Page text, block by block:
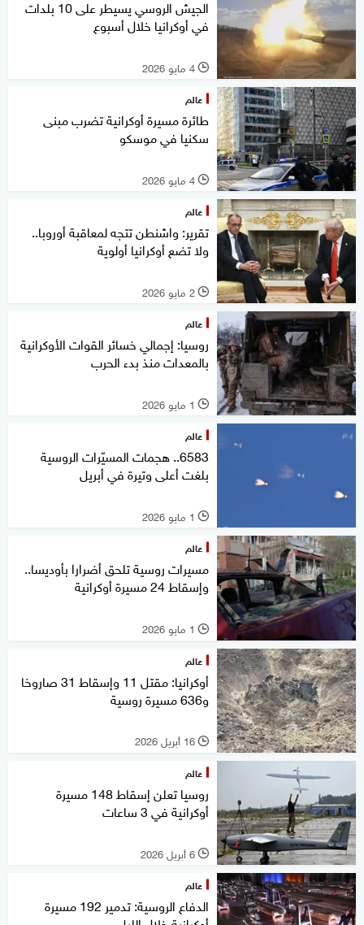
الجيش الروسي يسيطر على 10 بلدات
في أوكرانيا خلال أسبوع
l 4 مايو 2026
عالم
طائرة مسيرة أوكرانية تضرب مبنى
سكنيا في موسكو
l 4 مايو 2026
عالم
تقرير: واشنطن تتجه لمعاقبة أوروبا..
ولا تضع أوكرانيا أولوية
l 2 مايو 2026
عالم
روسيا: إجمالي خسائر القوات الأوكرانية
بالمعدات منذ بدء الحرب
l 1 مايو 2026
عالم
6583.. هجمات المسيّرات الروسية
بلغت أعلى وتيرة في أبريل
l 1 مايو 2026
عالم
مسيرات روسية تلحق أضرارا بأوديسا..
وإسقاط 24 مسيرة أوكرانية
l 1 مايو 2026
عالم
أوكرانيا: مقتل 11 وإسقاط 31 صاروخا
و636 مسيرة روسية
l 16 أبريل 2026
عالم
روسيا تعلن إسقاط 148 مسيرة
أوكرانية في 3 ساعات
l 6 أبريل 2026
عالم
الدفاع الروسية: تدمير 192 مسيرة